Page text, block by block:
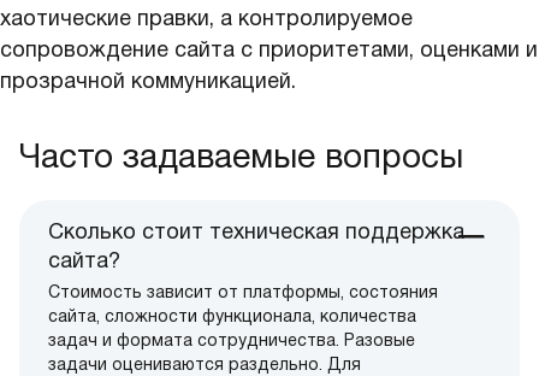
хаотические правки, а контролируемое
сопровождение сайта с приоритетами, оценками и
прозрачной коммуникацией.
Часто задаваемые вопросы
Сколько стоит техническая поддержка
сайта?
Стоимость зависит от платформы, состояния
сайта, сложности функционала, количества
задач и формата сотрудничества. Разовые
задачи оцениваются раздельно. Для